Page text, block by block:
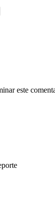
este